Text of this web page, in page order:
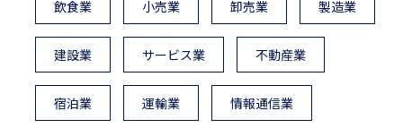
飲食業 小売業 卸売業 製造業
建設業 サービス業 不動産業
宿泊業 運輸業 情報通信業